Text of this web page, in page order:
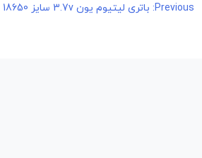
راهبری
Previous: باتری لیتیوم یون 3.7v سایز 18650 2200mAh مارک ORION